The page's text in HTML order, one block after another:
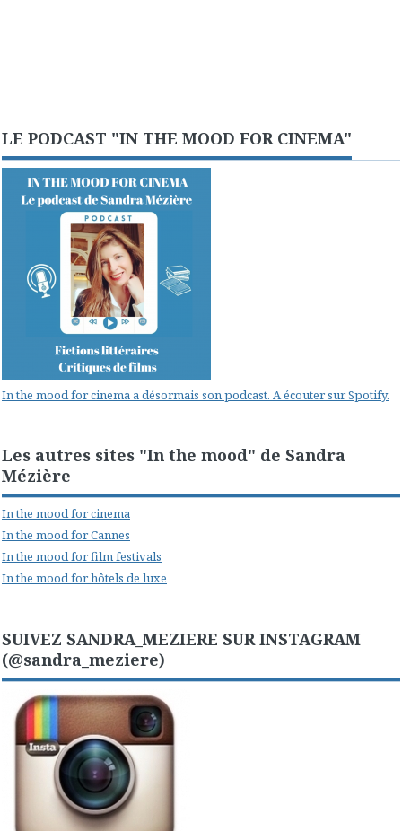
LE PODCAST "IN THE MOOD FOR CINEMA"
In the mood for cinema a désormais son podcast. A écouter sur Spotify.
Les autres sites "In the mood" de Sandra
Mézière
In the mood for cinema
In the mood for Cannes
In the mood for film festivals
In the mood for hôtels de luxe
SUIVEZ SANDRA_MEZIERE SUR INSTAGRAM
(@sandra_meziere)